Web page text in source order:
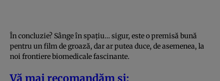
În concluzie? Sânge în spațiu… sigur, este o premisă bună
pentru un film de groază, dar ar putea duce, de asemenea, la
noi frontiere biomedicale fascinante.
Vă mai recomandăm și: